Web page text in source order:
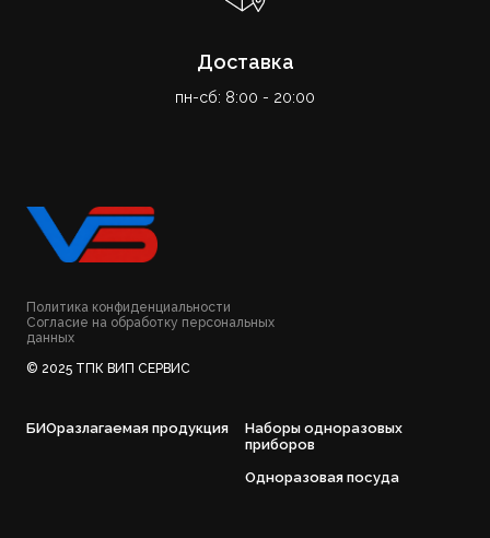
Доставка
пн-сб: 8:00 - 20:00
Политика конфиденциальности
Согласие на обработку персональных
данных
© 2025 ТПК ВИП СЕРВИС
БИОразлагаемая продукция
Наборы одноразовых
приборов
Одноразовая посуда